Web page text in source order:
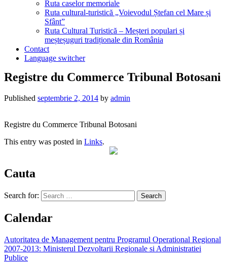
Ruta caselor memoriale
Ruta cultural-turistică „Voievodul Ștefan cel Mare și
Sfânt”
Ruta Cultural Turistică – Meșteri populari și
meșteșuguri tradiționale din România
Contact
Language switcher
Registre du Commerce Tribunal Botosani
Published septembrie 2, 2014 by admin
Registre du Commerce Tribunal Botosani
This entry was posted in Links.
Cauta
Search for:
Calendar
Autoritatea de Management pentru Programul Operational Regional
2007-2013: Ministerul Dezvoltarii Regionale si Administratiei
Publice